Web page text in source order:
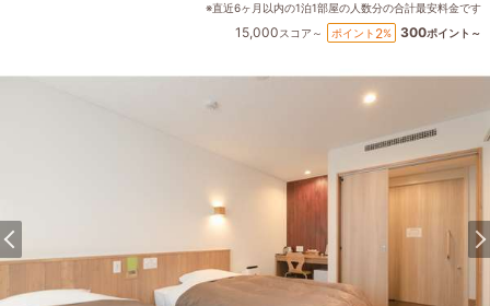
※直近6ヶ月以内の1泊1部屋の人数分の合計最安料金です
15,000スコア～ ポイント 2% 300ポイント～